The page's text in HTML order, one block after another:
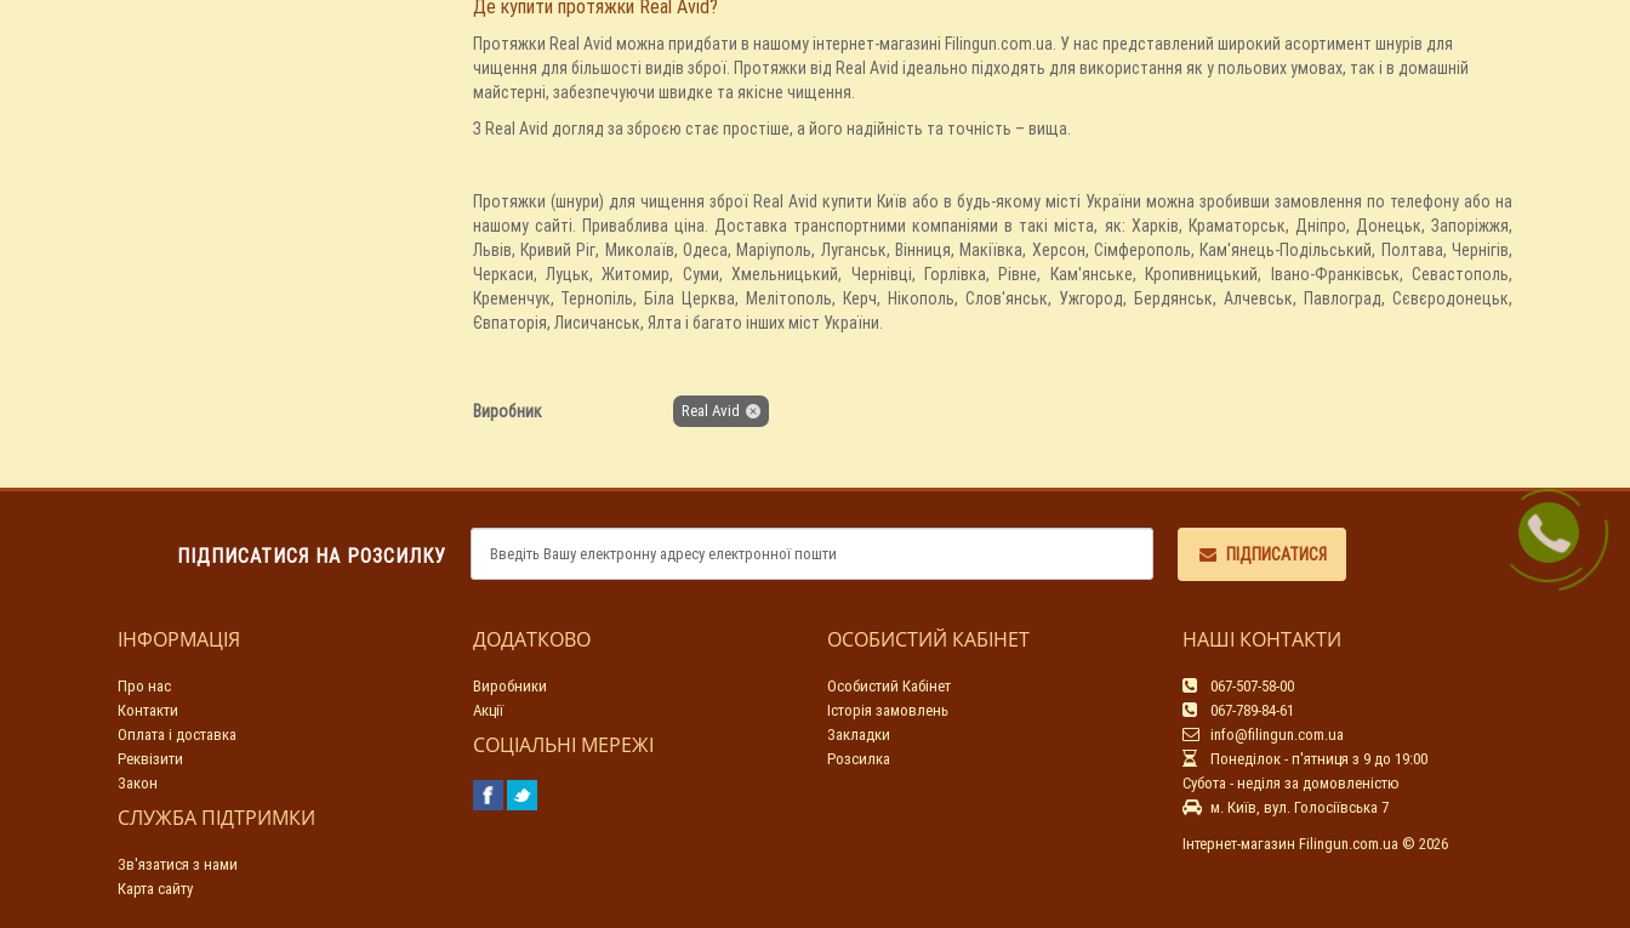
Де купити протяжки Real Avid?
Протяжки Real Avid можна придбати в нашому інтернет-магазині Filingun.com.ua. У нас представлений широкий асортимент шнурів для
чищення для більшості видів зброї. Протяжки від Real Avid ідеально підходять для використання як у польових умовах, так і в домашній
майстерні, забезпечуючи швидке та якісне чищення.
З Real Avid догляд за зброєю стає простіше, а його надійність та точність – вища.
Протяжки (шнури) для чищення зброї Real Avid купити Київ або в будь-якому місті України можна зробивши замовлення по телефону або на
нашому сайті. Приваблива ціна. Доставка транспортними компаніями в такі міста, як: Харків, Краматорськ, Дніпро, Донецьк, Запоріжжя,
Львів, Кривий Ріг, Миколаїв, Одеса, Маріуполь, Луганськ, Вінниця, Макіївка, Херсон, Сімферополь, Кам'янець-Подільський, Полтава, Чернігів,
Черкаси, Луцьк, Житомир, Суми, Хмельницький, Чернівці, Горлівка, Рівне, Кам'янське, Кропивницький, Івано-Франківськ, Севастополь,
Кременчук, Тернопіль, Біла Церква, Мелітополь, Керч, Нікополь, Слов'янськ, Ужгород, Бердянськ, Алчевськ, Павлоград, Сєвєродонецьк,
Євпаторія, Лисичанськ, Ялта і багато інших міст України.
Виробник Real Avid
ПІДПИСАТИСЯ НА РОЗСИЛКУ ПІДПИСАТИСЯ
ІНФОРМАЦІЯ
Про нас
Контакти
Оплата і доставка
Реквізити
Закон
СЛУЖБА ПІДТРИМКИ
Зв'язатися з нами
Карта сайту
ДОДАТКОВО
Виробники
Акції
СОЦІАЛЬНІ МЕРЕЖІ
ОСОБИСТИЙ КАБІНЕТ
Особистий Кабінет
Історія замовлень
Закладки
Розсилка
НАШІ КОНТАКТИ
067-507-58-00
067-789-84-61
info@filingun.com.ua
Понеділок - п'ятниця з 9 до 19:00
Субота - неділя за домовленістю
м. Київ, вул. Голосіївська 7
Інтернет-магазин Filingun.com.ua © 2026